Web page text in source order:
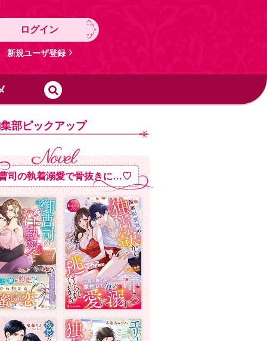
ログイン
新規ユーザ登録
部ピックアップ
司の執着溺愛で骨抜きに…♡